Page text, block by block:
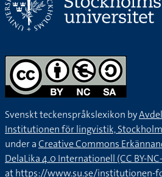
Svenskt teckenspråkslexikon by
Institutionen för lingvistik,
under aCreative Commons
DelaLika 4.0 Internationell (CC BY-
athttps://www.su.se/institutionen-